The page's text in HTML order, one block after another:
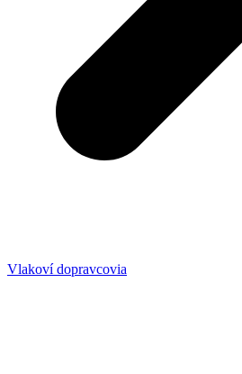
Vlakoví dopravcovia